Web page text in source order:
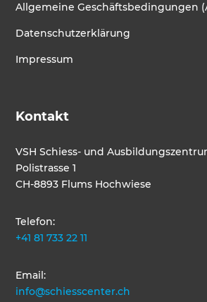
Allgemeine Geschäftsbedingungen
Datenschutzerklärung
Impressum
Kontakt
VSH Schiess- und
Polistrasse 1
CH-8893 Flums Hochwiese
Telefon:
+41 81 733 22 11
Email:
info@schiesscenter.ch